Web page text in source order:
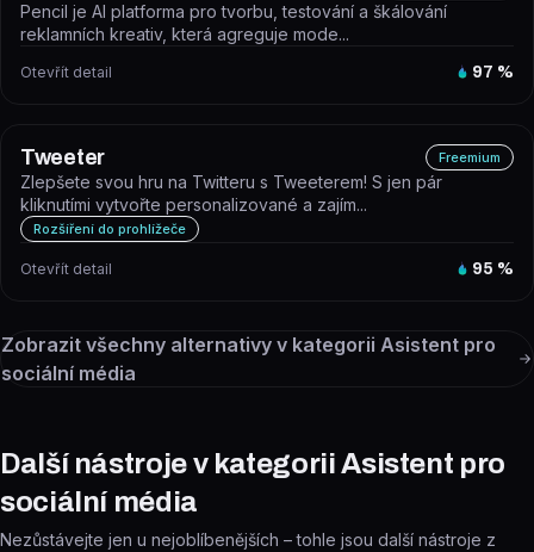
Pencil je AI platforma pro tvorbu, testování a škálování
reklamních kreativ, která agreguje mode...
Otevřít detail 97 %
Tweeter Freemium
Zlepšete svou hru na Twitteru s Tweeterem! S jen pár
kliknutími vytvořte personalizované a zajím...
Rozšíření do prohlížeče
Otevřít detail 95 %
Zobrazit všechny alternativy v kategorii Asistent pro
sociální média
Další nástroje v kategorii Asistent pro
sociální média
Nezůstávejte jen u nejoblíbenějších – tohle jsou další nástroje z